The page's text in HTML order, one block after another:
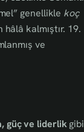
genellikle koç
kalmıştır. 19.
ve
güç ve liderlikgibi